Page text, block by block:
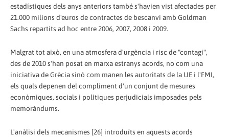
estadístiques dels anys anteriors també s'havien vist afectades per
21.000 milions d'euros de contractes de bescanvi amb Goldman
Sachs repartits ad hoc entre 2006, 2007, 2008 i 2009.
Malgrat tot això, en una atmosfera d'urgència i risc de "contagi",
des de 2010 s'han posat en marxa estranys acords, no com una
iniciativa de Grècia sinó com manen les autoritats de la UE i l'FMI,
els quals depenen del compliment d'un conjunt de mesures
econòmiques, socials i polítiques perjudicials imposades pels
memoràndums.
L'anàlisi dels mecanismes [26] introduïts en aquests acords